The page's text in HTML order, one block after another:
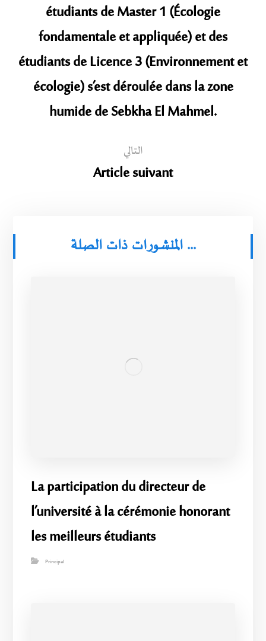
étudiants de Master 1 (Écologie
fondamentale et appliquée) et des
étudiants de Licence 3 (Environnement et
écologie) s’est déroulée dans la zone
humide de Sebkha El Mahmel.
التالي
Article suivant
المنشورات ذات الصلة ...
La participation du directeur de
l’université à la cérémonie honorant
les meilleurs étudiants
Principal